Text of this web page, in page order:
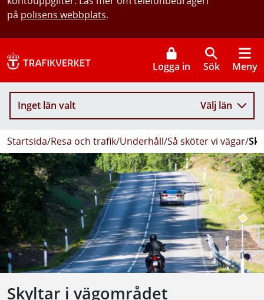
på polisens webbplats.
Logga in Sök Meny
Inget län valt Välj län
Startsida/Resa och trafik/Underhåll/Så sköter vi vägar/
Skyltar i vägområdet